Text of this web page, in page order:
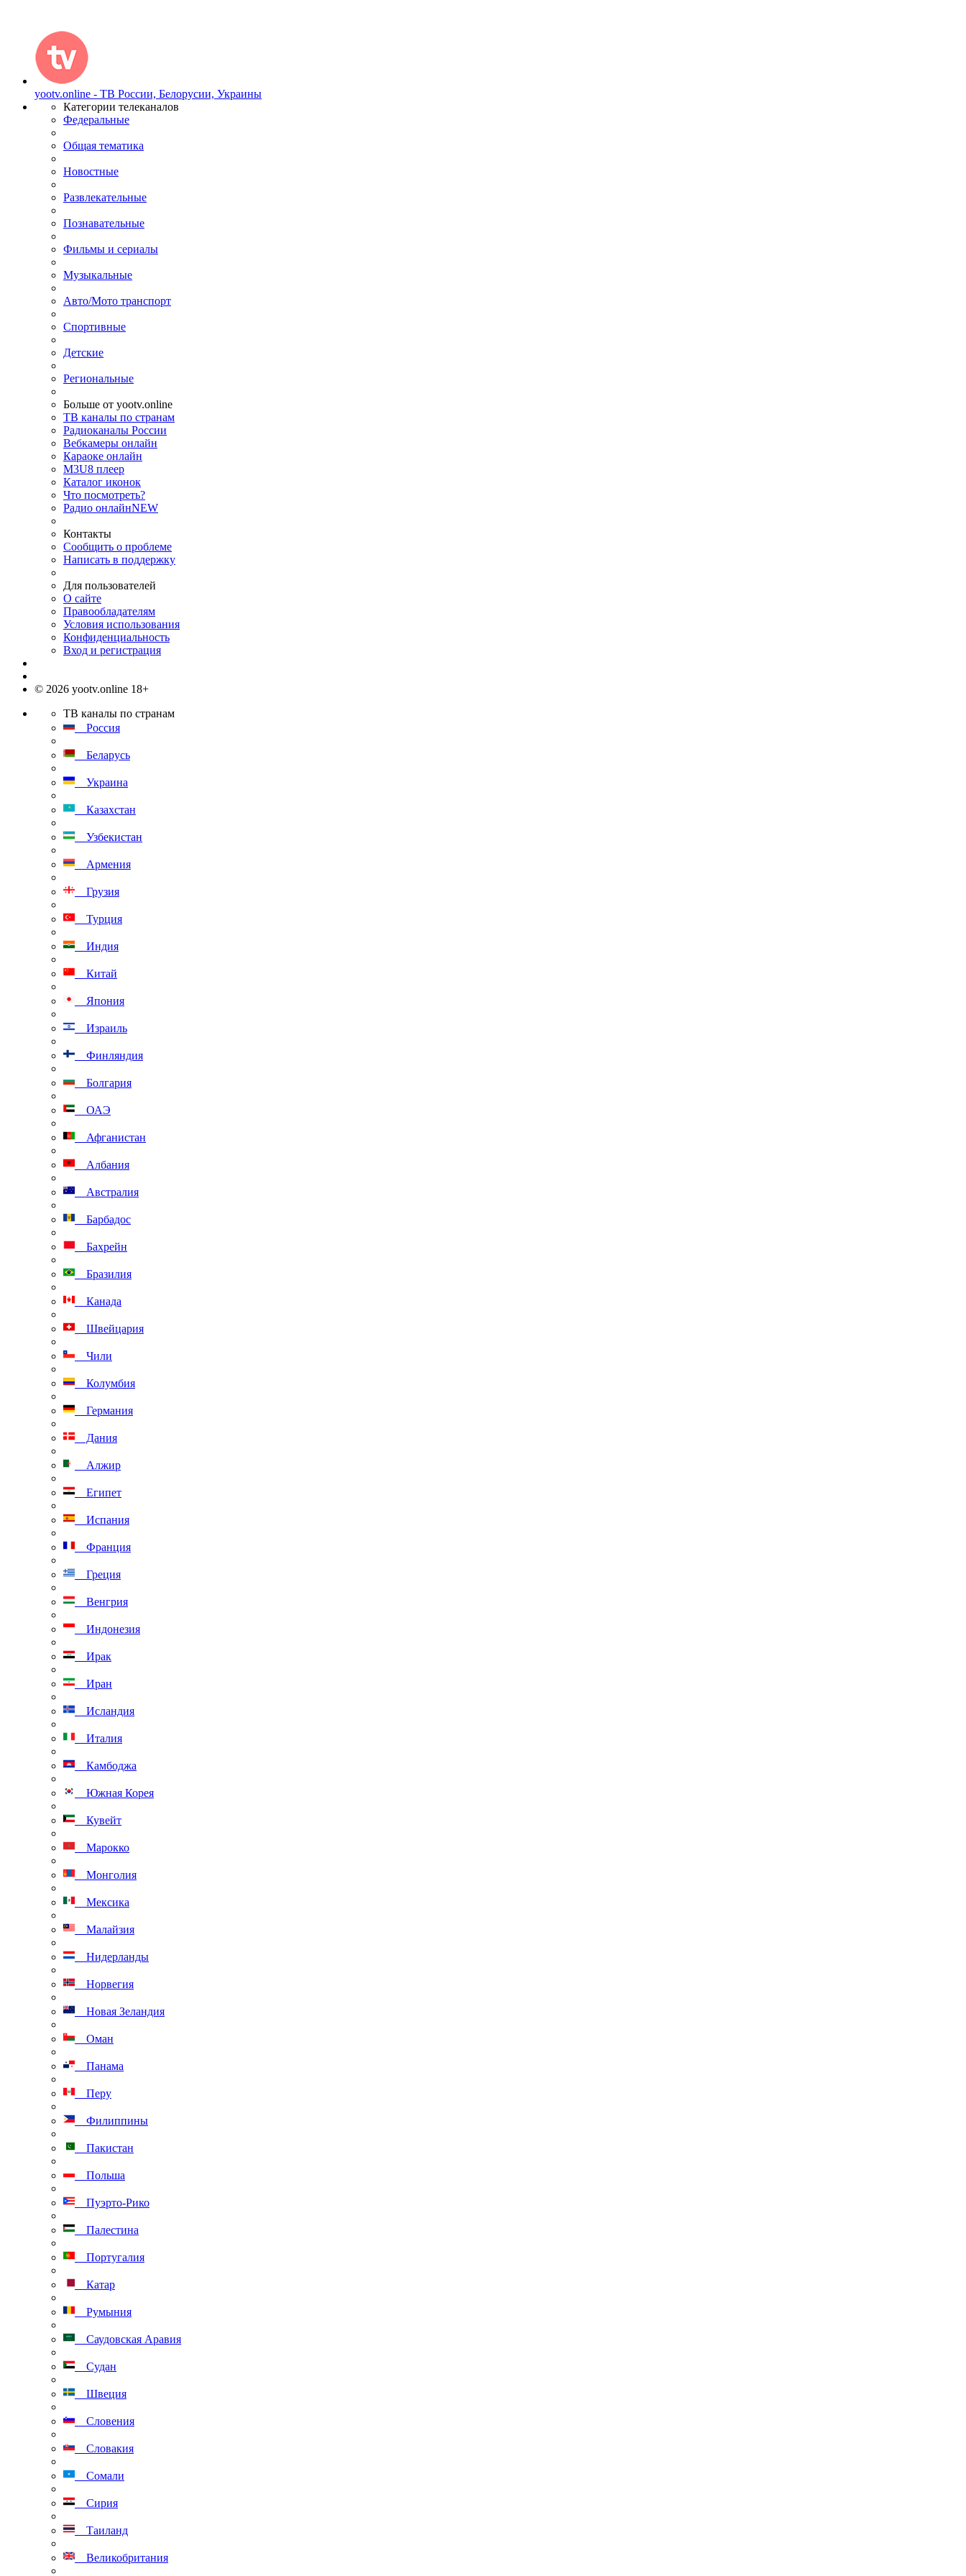
yootv.online - ТВ России, Белорусии, Украины
Категории телеканалов
Федеральные
Общая тематика
Новостные
Развлекательные
Познавательные
Фильмы и сериалы
Музыкальные
Авто/Мото транспорт
Спортивные
Детские
Региональные
Больше от yootv.online
ТВ каналы по странам
Радиоканалы России
Вебкамеры онлайн
Караоке онлайн
M3U8 плеер
Каталог иконок
Что посмотреть?
Радио онлайнNEW
Контакты
Сообщить о проблеме
Написать в поддержку
Для пользователей
О сайте
Правообладателям
Условия использования
Конфиденциальность
Вход и регистрация
© 2026 yootv.online 18+
ТВ каналы по странам
Россия
Беларусь
Украина
Казахстан
Узбекистан
Армения
Грузия
Турция
Индия
Китай
Япония
Израиль
Финляндия
Болгария
ОАЭ
Афганистан
Албания
Австралия
Барбадос
Бахрейн
Бразилия
Канада
Швейцария
Чили
Колумбия
Германия
Дания
Алжир
Египет
Испания
Франция
Греция
Венгрия
Индонезия
Ирак
Иран
Исландия
Италия
Камбоджа
Южная Корея
Кувейт
Марокко
Монголия
Мексика
Малайзия
Нидерланды
Норвегия
Новая Зеландия
Оман
Панама
Перу
Филиппины
Пакистан
Польша
Пуэрто-Рико
Палестина
Португалия
Катар
Румыния
Саудовская Аравия
Судан
Швеция
Словения
Словакия
Сомали
Сирия
Таиланд
Великобритания